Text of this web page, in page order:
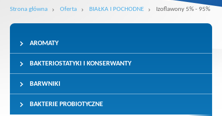
Strona główna Oferta BIAŁKA I POCHODNE Izoflawony 5% - 95%
AROMATY
BAKTERIOSTATYKI I KONSERWANTY
BARWNIKI
BAKTERIE PROBIOTYCZNE